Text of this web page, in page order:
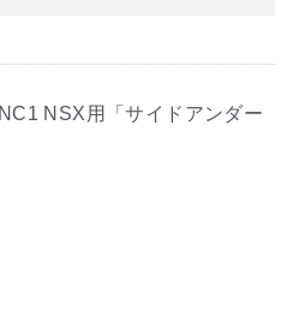
NSX用「サイドアンダー